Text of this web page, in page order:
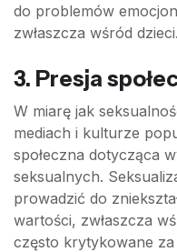
do problemów
zwłaszcza wśród dzieci.
3. Presja
W miarę jak
mediach i kulturze
społeczna dotycząca
seksualnych.
prowadzić do
wartości, zwłaszcza
często krytykowane